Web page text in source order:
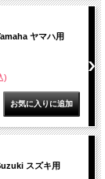
ヤマハ用
)
スズキ用